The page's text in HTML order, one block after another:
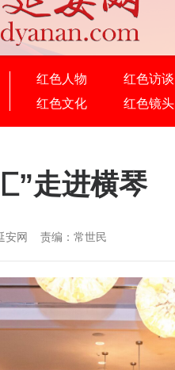
红色人物
红色访谈
红色文化
红色镜头
”走进横琴
安网 责编：常世民